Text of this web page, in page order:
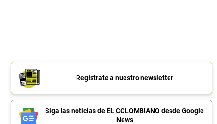
Regístrate a nuestro newsletter
Siga las noticias de EL COLOMBIANO desde Google
News